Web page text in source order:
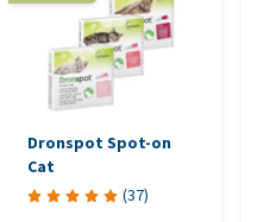
Dronspot Spot-on
Cat
(37)